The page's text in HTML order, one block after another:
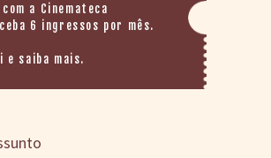
a Cinemateca
6 ingressos por mês.
e saiba mais.